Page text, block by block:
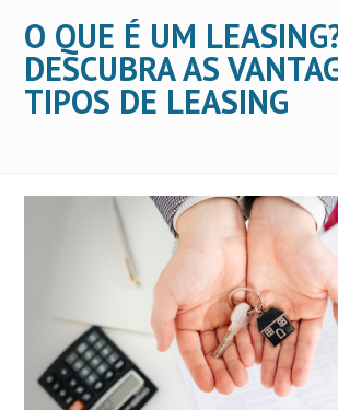
O QUE É UM
DESCUBRA AS
TIPOS DE LEASING